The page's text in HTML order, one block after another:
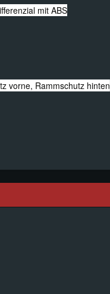
mit ABS
vorne, Rammschutz hinten